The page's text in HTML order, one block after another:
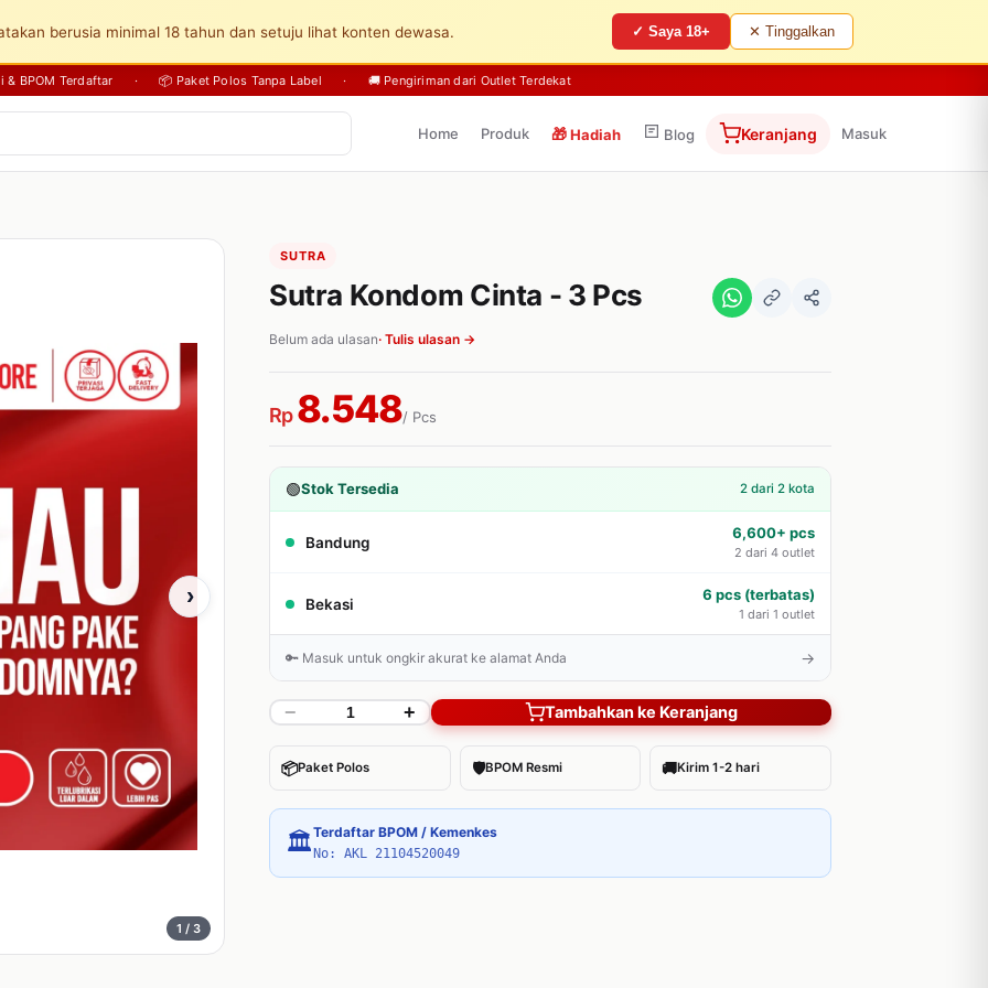
berusia minimal 18 tahun dan setuju lihat konten dewasa. ✓ Saya 18+ ✕ Tinggalkan
& BPOM Terdaftar · 📦 Paket Polos Tanpa Label · 🚚 Pengiriman dari Outlet Terdekat
Home Produk 🎁Hadiah Blog Keranjang Masuk
›
1 / 3
SUTRA
Sutra Kondom Cinta - 3 Pcs
Belum ada ulasan· Tulis ulasan →
Rp 8.548/ Pcs
🟢Stok Tersedia 2 dari 2 kota
Bandung
6,600+ pcs
2 dari 4 outlet
Bekasi
6 pcs (terbatas)
1 dari 1 outlet
🔑 Masuk untuk ongkir akurat ke alamat Anda →
− + Tambahkan ke Keranjang
📦Paket Polos 🛡BPOM Resmi 🚚Kirim 1-2 hari
🏛Terdaftar BPOM / Kemenkes
No: AKL 21104520049